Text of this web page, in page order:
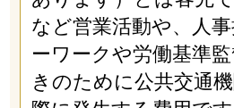
など営業活動や、人
ーワークや労働基準
きのために公共交通